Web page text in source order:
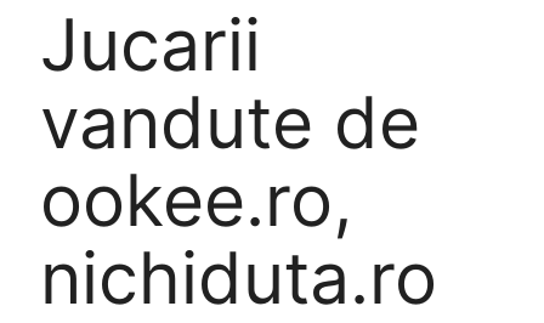
Jucarii
vandute de
ookee.ro,
nichiduta.ro